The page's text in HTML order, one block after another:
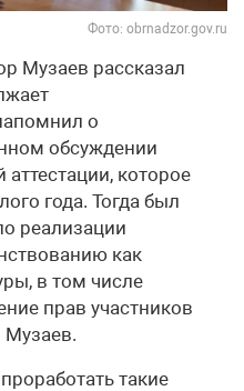
Фото: obrnadzor.gov.ru
Музаев рассказал
о
обсуждении
аттестации, которое
года. Тогда был
реализации
как
в том числе
прав участников
Музаев.
такие